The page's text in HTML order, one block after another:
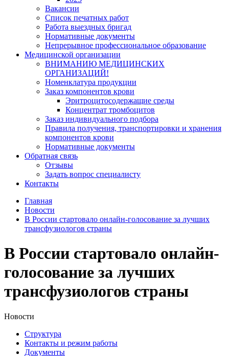
Вакансии
Список печатных работ
Работа выездных бригад
Нормативные документы
Непрерывное профессиональное образование
Медицинской организации
ВНИМАНИЮ МЕДИЦИНСКИХ
ОРГАНИЗАЦИЙ!
Номенклатура продукции
Заказ компонентов крови
Эритроцитосодержащие среды
Концентрат тромбоцитов
Заказ индивидуального подбора
Правила получения, транспортировки и хранения
компонентов крови
Нормативные документы
Обратная связь
Отзывы
Задать вопрос специалисту
Контакты
Главная
Новости
В России стартовало онлайн-голосование за лучших
трансфузиологов страны
В России стартовало онлайн-
голосование за лучших
трансфузиологов страны
Новости
Структура
Контакты и режим работы
Документы